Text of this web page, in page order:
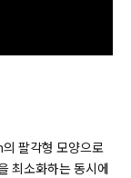
팔각형 모양으로
최소화하는 동시에